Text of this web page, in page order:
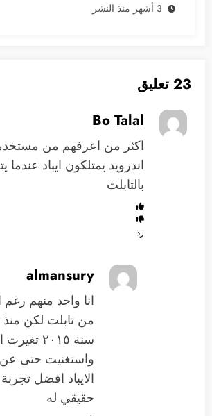
3 أشهر منذ النشر
23 تعليق
Bo Talal
اكثر من اعرفهم من
اندرويد يمتلكون ايباد عندما
بالتابلت
رد
almansury
انا واحد منهم رغم
من تابلت لكن منذ
سنة ٢٠١٥
واستغنيت حتى
الايباد افضل
حقيقي له